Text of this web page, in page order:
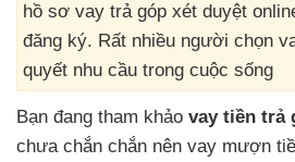
hồ sơ vay trả góp xét duyệt
đăng ký. Rất nhiều người chọn
quyết nhu cầu trong cuộc sống
Bạn đang tham khảo vay tiền trả
chưa chắn chắn nên vay mượn